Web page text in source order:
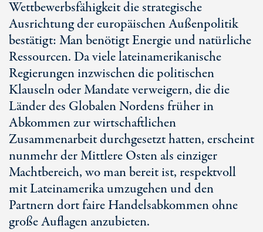
Wettbewerbsfähigkeit die strategische
Ausrichtung der europäischen Außenpolitik
bestätigt: Man benötigt Energie und natürliche
Ressourcen. Da viele lateinamerikanische
Regierungen inzwischen die politischen
Klauseln oder Mandate verweigern, die die
Länder des Globalen Nordens früher in
Abkommen zur wirtschaftlichen
Zusammenarbeit durchgesetzt hatten, erscheint
nunmehr der Mittlere Osten als einziger
Machtbereich, wo man bereit ist, respektvoll
mit Lateinamerika umzugehen und den
Partnern dort faire Handelsabkommen ohne
große Auflagen anzubieten.